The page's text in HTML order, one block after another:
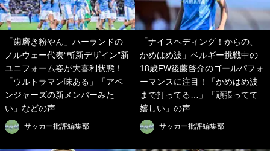
「歯磨き粉やん」ハーランドの
ノルウェー代表“斬新デザイン”新
ユニフォーム姿が大喜利状態！
「ウルトラマン味ある」「アベ
ンジャーズの新メンバーみた
い」などの声
サッカー批評編集部
「ナイスヘディング！からの、
かめはめ波」ベルギー挑戦中の
18歳FW後藤啓介のゴールパフォ
ーマンスに注目！「かめはめ波
まで打ってる…」「頑張ってて
嬉しい」の声
サッカー批評編集部